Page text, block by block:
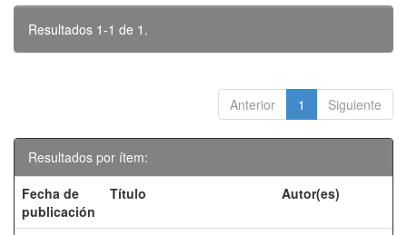
Resultados 1-1 de 1.
Anterior 1 Siguiente
Resultados por ítem:
Fecha de
publicación
Título Autor(es)